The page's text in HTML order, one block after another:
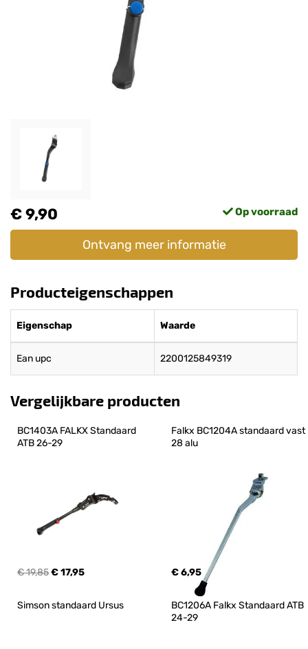
€ 9,90 Op voorraad
Ontvang meer informatie
Producteigenschappen
Eigenschap Waarde
Ean upc 2200125849319
Vergelijkbare producten
BC1403A FALKX Standaard
ATB 26-29
€ 19,85€ 17,95
Falkx BC1204A standaard vast
28 alu
€ 6,95
Simson standaard Ursus
BC1206A Falkx Standaard ATB
24-29